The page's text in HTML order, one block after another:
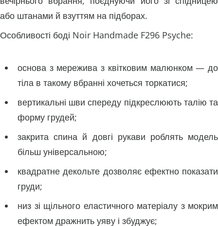
або штанами й взуттям на підборах.
Особливості боді Noir Handmade F296 Psyche:
основа з мережива з квітковим малюнком — до
тіла в такому вбранні хочеться торкатися;
вертикальні шви спереду підкреслюють талію та
форму грудей;
закрита спина й довгі рукави роблять модель
більш універсальною;
квадратне декольте дозволяє ефектно показати
груди;
низ зі щільного еластичного матеріалу з мокрим
ефектом дражнить уяву і збуджує;